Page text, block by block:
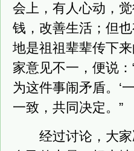
会上，有人心动，
钱，改善生活；但
地是祖祖辈辈传下
家意见不一，便说
为这件事闹矛盾。‘
一致，共同决定。”
经过讨论，大